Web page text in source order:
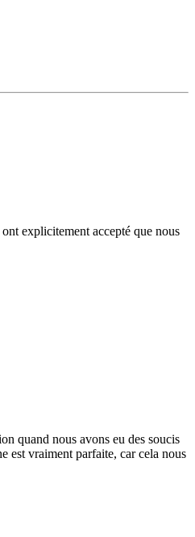
explicitement accepté que nous
quand nous avons eu des soucis
est vraiment parfaite, car cela nous